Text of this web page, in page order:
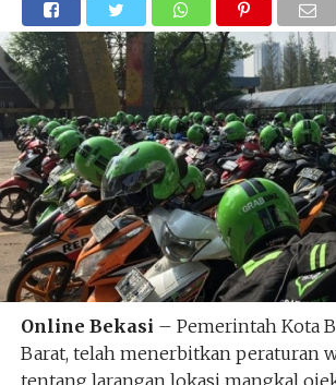
Online Bekasi – Pemerintah Kota
Barat, telah menerbitkan peraturan
tentang larangan lokasi mangkal